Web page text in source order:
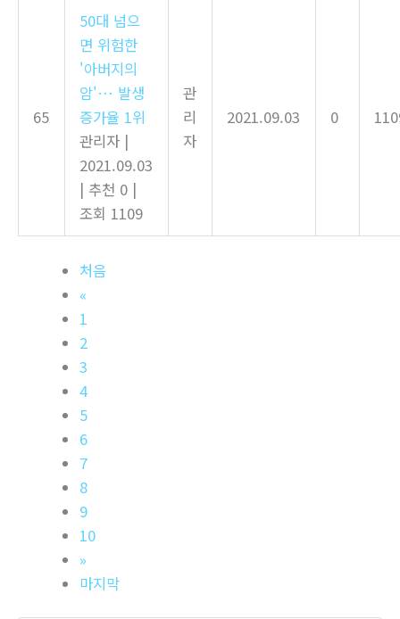
65
50대 넘으
면 위험한
'아버지의
암'… 발생
증가율 1위
관리자 |
2021.09.03
| 추천 0 |
조회 1109
관
리
자
2021.09.03 0
처음
«
1
2
3
4
5
6
7
8
9
10
»
마지막